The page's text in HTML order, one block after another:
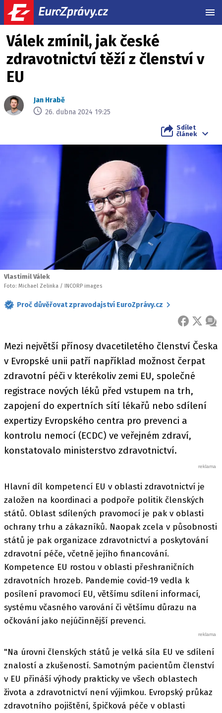
Válek zmínil, jak české
zdravotnictví těží z členství v
EU
Jan Hrabě
26. dubna 2024 19:25
Sdílet
článek
Vlastimil Válek
Foto: Michael Zelinka / INCORP images
Proč důvěřovat zpravodajství EuroZprávy.cz
FACEBOOK
X
Mezi největší přínosy dvacetiletého členství Česka
v Evropské unii patří například možnost čerpat
zdravotní péči v kterékoliv zemi EU, společné
registrace nových léků před vstupem na trh,
zapojení do expertních sítí lékařů nebo sdílení
expertizy Evropského centra pro prevenci a
kontrolu nemocí (ECDC) ve veřejném zdraví,
konstatovalo ministerstvo zdravotnictví.
Hlavní díl kompetencí EU v oblasti zdravotnictví je
založen na koordinaci a podpoře politik členských
států. Oblast sdílených pravomocí je pak v oblasti
ochrany trhu a zákazníků. Naopak zcela v působnosti
států je pak organizace zdravotnictví a poskytování
zdravotní péče, včetně jejího financování.
Kompetence EU rostou v oblasti přeshraničních
zdravotních hrozeb. Pandemie covid-19 vedla k
posílení pravomocí EU, většímu sdílení informací,
systému včasného varování či většímu důrazu na
očkování jako nejúčinnější prevenci.
"Na úrovni členských států je velká síla EU ve sdílení
znalostí a zkušeností. Samotným pacientům členství
v EU přináší výhody prakticky ve všech oblastech
života a zdravotnictví není výjimkou. Evropský průkaz
zdravotního pojištění, špičková péče v oblasti